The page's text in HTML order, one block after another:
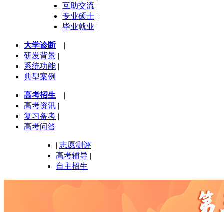
互助交流 |
专业硕士 |
毕业就业 |
大学诊断|
研发背景 |
系统功能 |
典型案例
高考招生 |
高考资讯 |
复习备考 |
高考问答
| 志愿测评 |
高考辅导 |
自主招生